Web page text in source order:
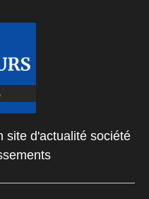
site d'actualité société